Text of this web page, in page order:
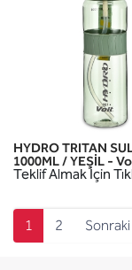
HYDRO TRITAN
1000ML / YEŞİL -
Teklif Almak İçin
1 2 Sonraki